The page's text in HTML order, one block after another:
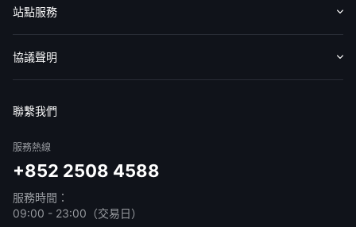
認識華盛
媒體報導
意見反饋
站點服務
收費標準
交易工具
幫助中心
協議聲明
聯繫我們
服務熱線
+852 2508 4588
服務時間：
09:00 - 23:00（交易日）